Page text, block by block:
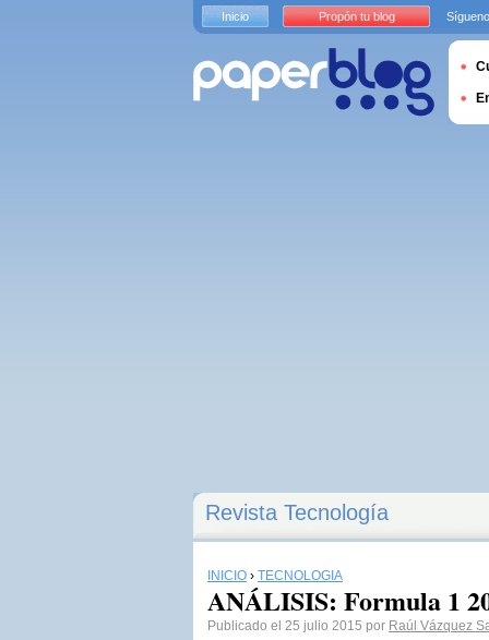
Revista Tecnología
INICIO › TECNOLOGÍA
ANÁLISIS: Formula 1
Publicado el 25 julio 2015 por Raúl Vázquez
Inicio Propón tu blog